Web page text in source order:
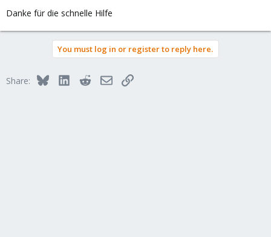
Danke für die schnelle Hilfe
You must log in or register to reply here.
Share: BlueskyLinkedInRedditEmailLink